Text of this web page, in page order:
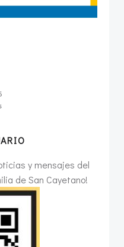
y mensajes del
de San Cayetano!